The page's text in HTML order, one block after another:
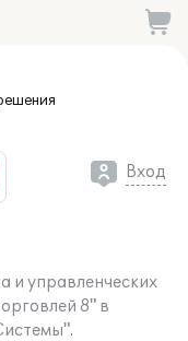
Вход
и управленческих
8" в